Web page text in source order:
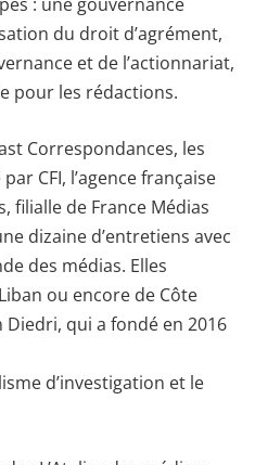
du droit d’agrément,
et de l’actionnariat,
pour les rédactions.
Correspondances, les
CFI, l’agence française
filialle de France Médias
dizaine d’entretiens avec
des médias. Elles
ou encore de Côte
Diedri, qui a fondé en 2016
d’investigation et le